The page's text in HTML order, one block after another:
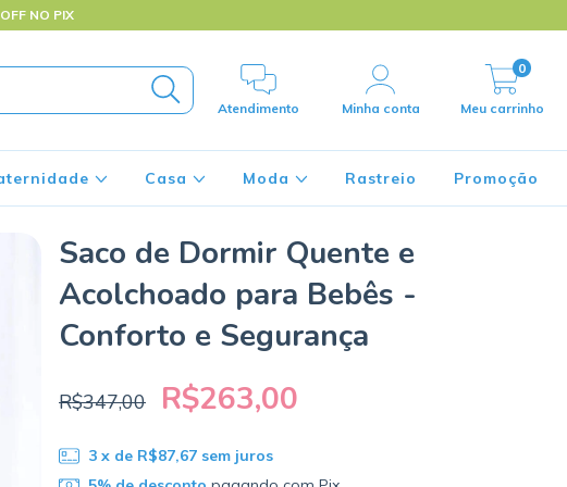
NO PIX
Atendimento Minha conta Meu carrinho
0
Casa Moda Rastreio Promoção
Saco de Dormir Quente e
Acolchoado para Bebês -
Conforto e Segurança
R$347,00 R$263,00
3 x de R$87,67 sem juros